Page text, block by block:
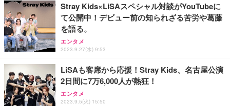
Stray Kids×LiSAスペシャル対談がYouTubeに
て公開中！デビュー前の知られざる苦労や葛藤
を語る。
エンタメ
2023.9.27(水) 9:53
LiSAも客席から応援！Stray Kids、名古屋公演
2日間に7万6,000人が熱狂！
エンタメ
2023.9.5(火) 15:50